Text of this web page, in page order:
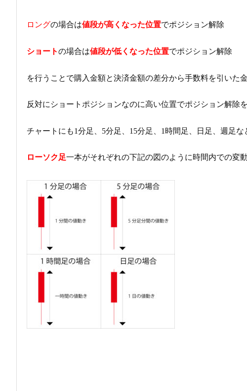
ロングの場合は値段が高くなった位置でポジション解除
ショートの場合は値段が低くなった位置でポジション解除
を行うことで購入金額と決済金額の差分から手数料を引いた
反対にショートポジションなのに高い位置でポジション解除
チャートにも1分足、5分足、15分足、1時間足、日足、週足な
ローソク足一本がそれぞれの下記の図のように時間内での変